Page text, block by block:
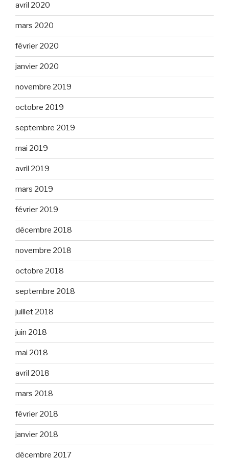
avril 2020
mars 2020
février 2020
janvier 2020
novembre 2019
octobre 2019
septembre 2019
mai 2019
avril 2019
mars 2019
février 2019
décembre 2018
novembre 2018
octobre 2018
septembre 2018
juillet 2018
juin 2018
mai 2018
avril 2018
mars 2018
février 2018
janvier 2018
décembre 2017